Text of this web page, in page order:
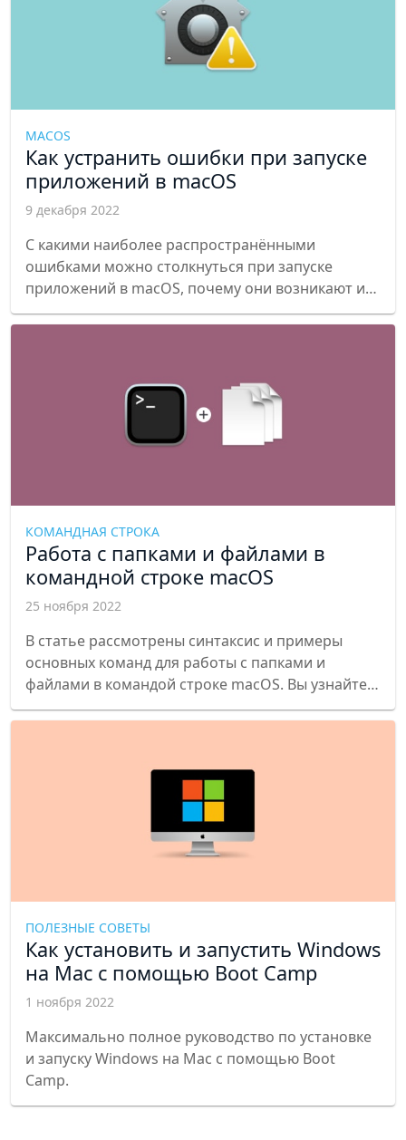
MACOS
Как устранить ошибки при запуске
приложений в macOS
9 декабря 2022
С какими наиболее распространёнными
ошибками можно столкнуться при запуске
приложений в macOS, почему они возникают и
как их устранить.
КОМАНДНАЯ СТРОКА
Работа с папками и файлами в
командной строке macOS
25 ноября 2022
В статье рассмотрены синтаксис и примеры
основных команд для работы с папками и
файлами в командой строке macOS. Вы узнайте
как создать, скопировать, переместить, удалить
папки и файлы, как посмотреть дерево папок и
ПОЛЕЗНЫЕ СОВЕТЫ
Как установить и запустить Windows
на Mac с помощью Boot Camp
1 ноября 2022
Максимально полное руководство по установке
и запуску Windows на Mac с помощью Boot
Camp.